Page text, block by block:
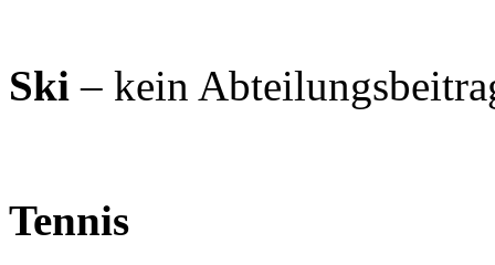
Ski – kein
Tennis